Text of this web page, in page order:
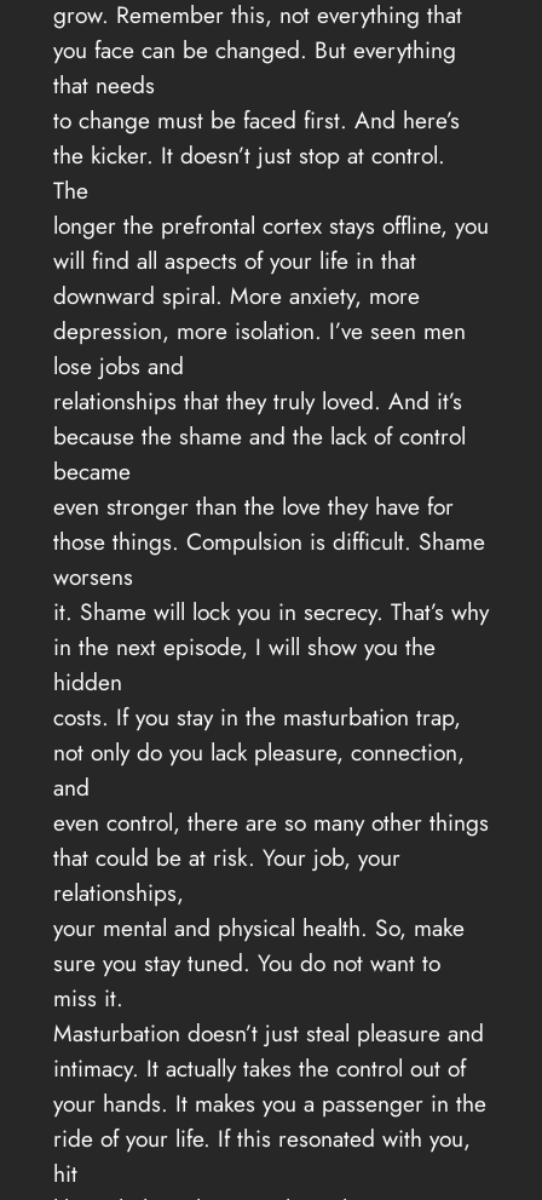
grow. Remember this, not everything that
you face can be changed. But everything
that needs
to change must be faced first. And here’s
the kicker. It doesn’t just stop at control.
The
longer the prefrontal cortex stays offline, you
will find all aspects of your life in that
downward spiral. More anxiety, more
depression, more isolation. I’ve seen men
lose jobs and
relationships that they truly loved. And it’s
because the shame and the lack of control
became
even stronger than the love they have for
those things. Compulsion is difficult. Shame
worsens
it. Shame will lock you in secrecy. That’s why
in the next episode, I will show you the
hidden
costs. If you stay in the masturbation trap,
not only do you lack pleasure, connection,
and
even control, there are so many other things
that could be at risk. Your job, your
relationships,
your mental and physical health. So, make
sure you stay tuned. You do not want to
miss it.
Masturbation doesn’t just steal pleasure and
intimacy. It actually takes the control out of
your hands. It makes you a passenger in the
ride of your life. If this resonated with you,
hit